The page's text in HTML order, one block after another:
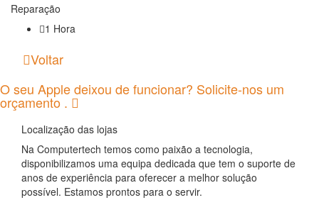
Reparação
1 Hora
Voltar
O seu Apple deixou de funcionar? Solicite-nos um
orçamento .
Localização das lojas
Na Computertech temos como paixão a tecnologia,
disponibilizamos uma equipa dedicada que tem o suporte de
anos de experiência para oferecer a melhor solução
possível. Estamos prontos para o servir.